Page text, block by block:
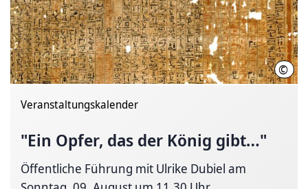
©
Veranstaltungskalender
"Ein Opfer, das der König gibt…"
Öffentliche Führung mit Ulrike Dubiel am